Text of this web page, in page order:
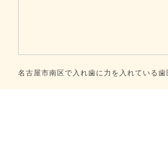
名古屋市南区で入れ歯に力を入れている